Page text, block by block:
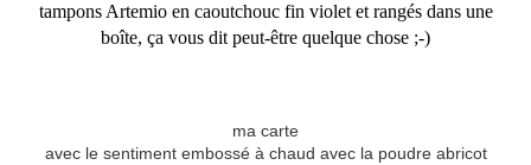
tampons Artemio en caoutchouc fin violet et rangés dans une
boîte, ça vous dit peut-être quelque chose ;-)
ma carte
avec le sentiment embossé à chaud avec la poudre abricot